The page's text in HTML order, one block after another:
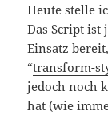
Heute stelle
Das Script
Einsatz
“transform-
jedoch noch
hat (wie